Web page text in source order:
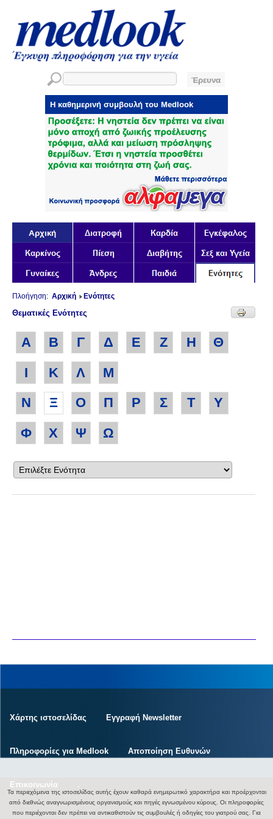
Πλοήγηση: Αρχική Ενότητες
Θεματικές Ενότητες
Α Β Γ Δ Ε Ζ Η
Θ
Ι
Κ Λ
Μ
Ν
Ξ Ο Π Ρ Σ Τ
Υ
Φ
Χ Ψ Ω
Χάρτης ιστοσελίδας Εγγραφή Newsletter
Πληροφορίες για Medlook Αποποίηση Ευθυνών
Επικοινωνία .
Τα περιεχόμενα της ιστοσελίδας αυτής έχουν καθαρά ενημερωτικό χαρακτήρα και προέρχονται
από διεθνώς αναγνωρισμένους οργανισμούς και πηγές εγνωσμένου κύρους. Οι πληροφορίες
που περιέχονται δεν πρέπει να αντικαθιστούν τις συμβουλές ή οδηγίες του γιατρού σας. Για